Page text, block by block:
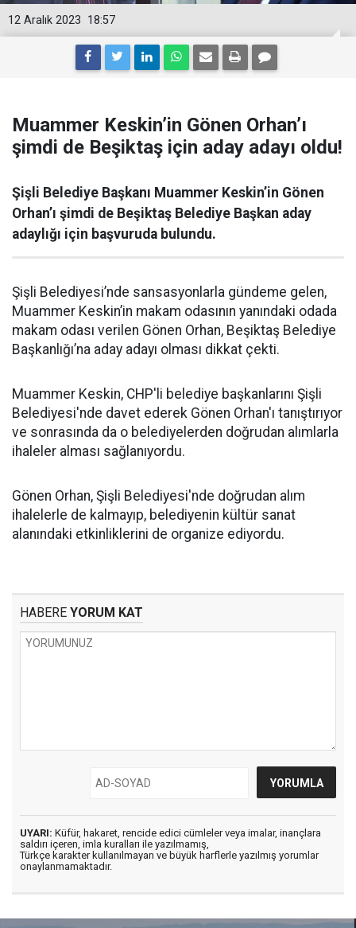
18:57
12 Aralık 2023
Muammer Keskin’in Gönen Orhan’ı
şimdi de Beşiktaş için aday adayı oldu!
Şişli Belediye Başkanı Muammer Keskin’in Gönen
Orhan’ı şimdi de Beşiktaş Belediye Başkan aday
adaylığı için başvuruda bulundu.
Şişli Belediyesi’nde sansasyonlarla gündeme gelen,
Muammer Keskin’in makam odasının yanındaki odada
makam odası verilen Gönen Orhan, Beşiktaş Belediye
Başkanlığı’na aday adayı olması dikkat çekti.
Muammer Keskin, CHP'li belediye başkanlarını Şişli
Belediyesi'nde davet ederek Gönen Orhan'ı tanıştırıyor
ve sonrasında da o belediyelerden doğrudan alımlarla
ihaleler alması sağlanıyordu.
Gönen Orhan, Şişli Belediyesi'nde doğrudan alım
ihalelerle de kalmayıp, belediyenin kültür sanat
alanındaki etkinliklerini de organize ediyordu.
HABERE YORUM KAT
UYARI: Küfür, hakaret, rencide edici cümleler veya imalar, inançlara
saldırı içeren, imla kuralları ile yazılmamış,
Türkçe karakter kullanılmayan ve büyük harflerle yazılmış yorumlar
onaylanmamaktadır.